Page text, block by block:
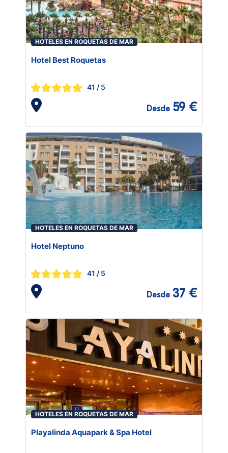
HOTELES EN ROQUETAS DE MAR
Hotel Best Roquetas
41 / 5
Desde 59 €
HOTELES EN ROQUETAS DE MAR
Hotel Neptuno
41 / 5
Desde 37 €
HOTELES EN ROQUETAS DE MAR
Playalinda Aquapark & Spa Hotel